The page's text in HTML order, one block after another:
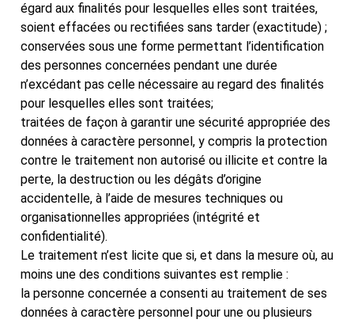
égard aux finalités pour lesquelles elles sont traitées,
soient effacées ou rectifiées sans tarder (exactitude) ;
conservées sous une forme permettant l’identification
des personnes concernées pendant une durée
n’excédant pas celle nécessaire au regard des finalités
pour lesquelles elles sont traitées;
traitées de façon à garantir une sécurité appropriée des
données à caractère personnel, y compris la protection
contre le traitement non autorisé ou illicite et contre la
perte, la destruction ou les dégâts d’origine
accidentelle, à l’aide de mesures techniques ou
organisationnelles appropriées (intégrité et
confidentialité).
Le traitement n’est licite que si, et dans la mesure où, au
moins une des conditions suivantes est remplie :
la personne concernée a consenti au traitement de ses
données à caractère personnel pour une ou plusieurs